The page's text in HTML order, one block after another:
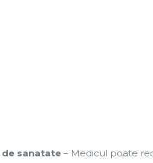
de sanatate – Medicul poate